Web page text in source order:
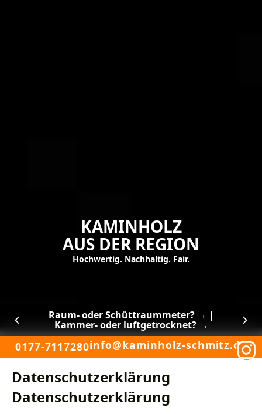
KAMINHOLZ
AUS DER REGION
Hochwertig. Nachhaltig. Fair.
Raum- oder Schüttraummeter? → |
Kammer- oder luftgetrocknet? →
0177-7117280info@kaminholz-schmitz.de
Datenschutzerklärung
Datenschutzerklärung